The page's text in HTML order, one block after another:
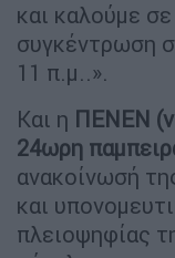
και καλούμε
συγκέντρωση
11 π.μ..».
Και η ΠΕΝΕΝ
24ωρη
ανακοίνωσή
και
πλειοψηφίας